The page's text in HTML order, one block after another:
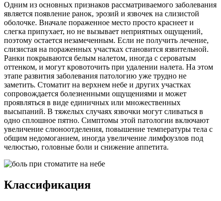
Одним из основных признаков рассматриваемого заболевания
является появление ранок, эрозий и язвочек на слизистой
оболочке. Вначале пораженное место просто краснеет и
слегка припухает, но не вызывает неприятных ощущений,
поэтому остается незамеченным. Если не получить лечение,
слизистая на пораженных участках становится язвительной.
Ранки покрываются белым налетом, иногда с сероватым
оттенком, и могут кровоточить при удалении налета. На этом
этапе развития заболевания патологию уже трудно не
заметить. Стоматит на верхнем небе и других участках
сопровождается болезненными ощущениями и может
проявляться в виде единичных или множественных
высыпаний. В тяжелых случаях язвочки могут сливаться в
одно сплошное пятно. Симптомы этой патологии включают
увеличение слюноотделения, повышение температуры тела с
общим недомоганием, иногда увеличение лимфоузлов под
челюстью, головные боли и снижение аппетита.
Классификация